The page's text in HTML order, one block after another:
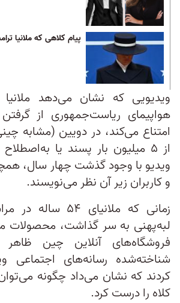
پیام کلاهی که ملانیا
ویدیویی که نشان می‌دهد
هواپیمای ریاست‌جمهوری از
امتناع می‌کند، در دویین (مشابه
از ۵ میلیون بار پسند یا
ویدیو با وجود گذشت چهار سال،
و کاربران زیر آن نظر می‌نویسند.
زمانی که ملانیای
لبه‌‌پهنی به سر گذاشت، محصولات
فروشگاه‌های آنلاین چین
شناخته‌شده رسانه‌های اجتماعی
کردند که نشان می‌داد چگونه
کلاه را درست کرد.